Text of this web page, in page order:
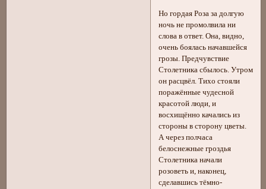
Но гордая Роза за долгую
ночь не промолвила ни
слова в ответ. Она, видно,
очень боялась начавшейся
грозы. Предчувствие
Столетника сбылось. Утром
он расцвёл. Тихо стояли
поражённые чудесной
красотой люди, и
восхищённо качались из
стороны в сторону цветы.
А через полчаса
белоснежные гроздья
Столетника начали
розоветь и, наконец,
сделавшись тёмно-